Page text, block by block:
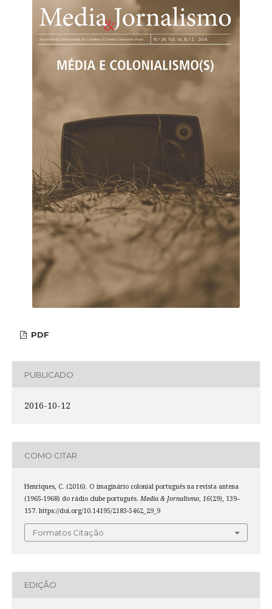
PDF
PUBLICADO
2016-10-12
COMO CITAR
Henriques, C. (2016). O imaginário colonial português na revista antena
(1965-1968) do rádio clube português. Media & Jornalismo, 16(29), 139–
157. https://doi.org/10.14195/2183-5462_29_9
Formatos Citação
EDIÇÃO